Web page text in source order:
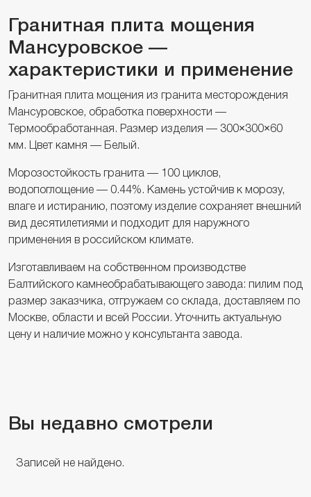
Гранитная плита мощения
Мансуровское —
характеристики и применение
Гранитная плита мощения из гранита месторождения
Мансуровское, обработка поверхности —
Термообработанная. Размер изделия — 300×300×60
мм. Цвет камня — Белый.
Морозостойкость гранита — 100 циклов,
водопоглощение — 0.44%. Камень устойчив к морозу,
влаге и истиранию, поэтому изделие сохраняет внешний
вид десятилетиями и подходит для наружного
применения в российском климате.
Изготавливаем на собственном производстве
Балтийского камнеобрабатывающего завода: пилим под
размер заказчика, отгружаем со склада, доставляем по
Москве, области и всей России. Уточнить актуальную
цену и наличие можно у консультанта завода.
Вы недавно смотрели
Записей не найдено.